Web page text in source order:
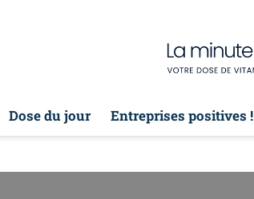
Dose du jour Entreprises positives !